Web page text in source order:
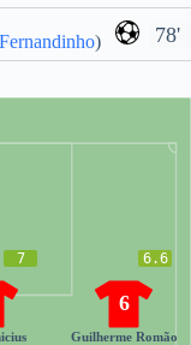
78'
Fernandinho)
6.6
6
Guilherme Romão
7